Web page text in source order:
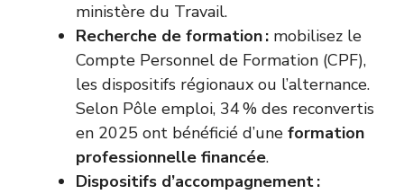
ministère du Travail.
Recherche de formation : mobilisez le
Compte Personnel de Formation (CPF),
les dispositifs régionaux ou l’alternance.
Selon Pôle emploi, 34 % des reconvertis
en 2025 ont bénéficié d’une formation
professionnelle financée.
Dispositifs d’accompagnement :